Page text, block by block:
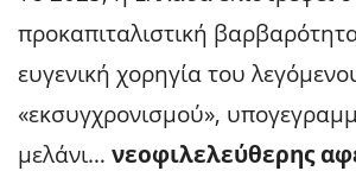
προκαπιταλιστική
ευγενική χορηγία του
«εκσυγχρονισμού»,
μελάνι… νεοφιλελεύθερης